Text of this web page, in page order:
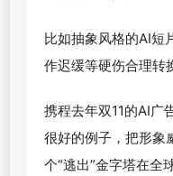
推出的
递可口可乐的创意剧
可口可乐和《沉船》
孩》等艺术名作结合
品牌理念，就收到极